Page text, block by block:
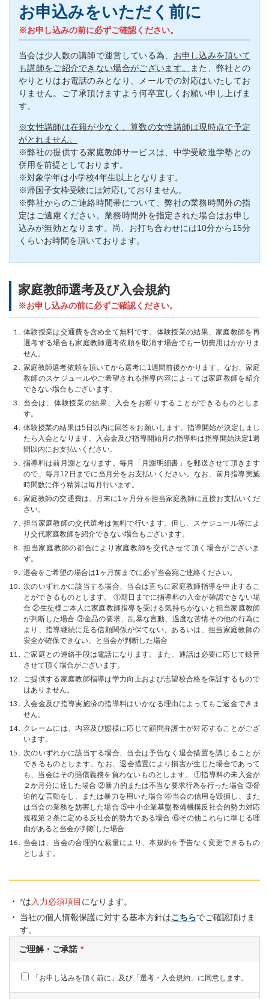
お申込みをいただく前に
※お申し込みの前に必ずご確認ください。
当会は少人数の講師で運営している為、 お申し込みを頂いて
も講師をご紹介できない場合がございます。
また、弊社との
やりとりはお電話のみとなり、メールでの対応はいたしてお
りません。ご了承頂けますよう何卒宜しくお願い申し上げま
す。
※女性講師は在籍が少なく、算数の女性講師は現時点で予定
がとれません。
※弊社の提供する家庭教師サービスは、中学受験進学塾との
併用を前提としております。
※対象学年は小学校4年生以上となります。
※帰国子女枠受験には対応しておりません。
※弊社からのご連絡時間帯について、弊社の業務時間外の指
定はご遠慮ください。業務時間外を指定された場合はお申し
込みが無効となります。尚、お打ち合わせには10分から15分
くらいお時間を頂いております。
家庭教師選考及び入会規約
※お申し込みの前に必ずご確認ください。
体験授業は交通費を含め全て無料です。体験授業の結果、家庭教師を再
選考する場合も家庭教師選考依頼を取消す場合でも一切費用はかかりま
せん。
家庭教師選考依頼を頂いてから選考に1週間前後かかります。なお、家庭
教師のスケジュールやご希望される指導内容によっては家庭教師を紹介
できない場合もございます。
当会は、体験授業の結果、入会をお断りすることができるものとしま
す。
体験授業の結果は5日以内に回答をお願いします。指導開始が決定しまし
たら入会となります。入会金及び指導開始月の指導料は指導開始決定1週
間以内にお支払いください。
指導料は前月謝となります。毎月「月謝明細書」を郵送させて頂きます
ので、毎月12日までに当月分をお支払いください。なお、前月指導実施
時間数に伴う精算は毎月行います。
家庭教師の交通費は、月末に1ヶ月分を担当家庭教師に直接お支払いくだ
さい。
担当家庭教師の交代選考は無料で行います。但し、スケジュール等によ
り交代家庭教師を紹介できない場合もございます。
担当家庭教師の都合により家庭教師を交代させて頂く場合がございま
す。
退会をご希望の場合は1ヶ月前までに必ず当会宛ご連絡ください。
次のいずれかに該当する場合、当会は直ちに家庭教師指導を中止するこ
とができるものとします。 ①期日までに指導料の入金が確認できない場
合 ②生徒様ご本人に家庭教師指導を受ける気持ちがないと担当家庭教師
が判断した場合 ③金品の要求、乱暴な言動、過度な苦情その他の行為に
より、指導継続に足る信頼関係が保てない、あるいは、担当家庭教師の
安全が確保できない、と当会が判断した場合
ご家庭との連絡手段は電話になります。また、通話は必要に応じて録音
させて頂く場合がございます。
ご提供する家庭教師指導は学力向上および志望校合格を保証するもので
はありません。
入会金及び指導実施済の指導料はいかなる理由によってもご返金できま
せん。
クレームには、内容及び態様に応じて顧問弁護士が対応することがござ
います。
次のいずれかに該当する場合、当会は予告なく退会措置を講じることが
できるものとします。なお、退会措置により損害が生じた場合であって
も、当会はその賠償義務を負わないものとします。 ①指導料の未入金が
２か月分に達した場合 ②暴力的または不当な要求行為を行った場合 ③脅
迫的な言動をし、または暴力を用いた場合 ④当会の信用を毀損し、また
は当会の業務を妨害した場合 ⑤中小企業基盤整備機構反社会的勢力対応
規程第２条に定める反社会的勢力である場合 ⑥その他これらに準じる理
由があると当会が判断した場合
当会は、当会の合理的な裁量により、本規約を予告なく変更できるもの
とします。
*は 入力必須項目になります。
当社の個人情報保護に対する基本方針はこちらでご確認頂けま
す。
ご理解・ご承諾
「お申し込みを頂く前に」及び「選考・入会規約」に同意します。